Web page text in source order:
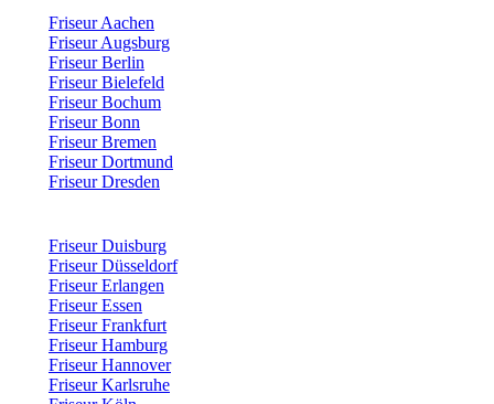
Friseur Aachen
Friseur Augsburg
Friseur Berlin
Friseur Bielefeld
Friseur Bochum
Friseur Bonn
Friseur Bremen
Friseur Dortmund
Friseur Dresden
Friseur Duisburg
Friseur Düsseldorf
Friseur Erlangen
Friseur Essen
Friseur Frankfurt
Friseur Hamburg
Friseur Hannover
Friseur Karlsruhe